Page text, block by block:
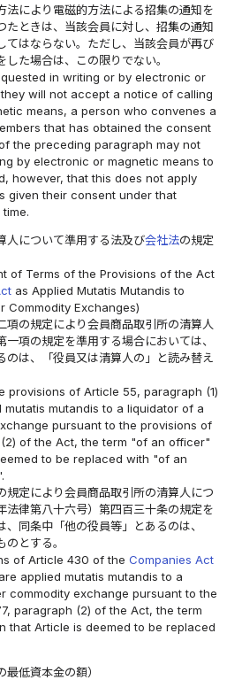
法により電磁的方法による招集の通知を
たときは、当該会員に対し、招集の通知
てはならない。ただし、当該会員が再び
た場合は、この限りでない。
in writing or by electronic or
will not accept a notice of calling
means, a person who convenes a
that has obtained the consent
the preceding paragraph may not
by electronic or magnetic means to
however, that this does not apply
given their consent under that
人について準用する法及び会社法の規定
of Terms of the Provisions of the Act
as Applied Mutatis Mutandis to
Commodity Exchanges)
項の規定により会員商品取引所の清算人
一項の規定を準用する場合においては、
のは、「役員又は清算人の」と読み替え
provisions of Article 55, paragraph (1)
mutandis to a liquidator of a
pursuant to the provisions of
of the Act, the term "of an officer"
to be replaced with "of an
規定により会員商品取引所の清算人につ
法律第八十六号）第四百三十条の規定を
同条中「他の役員等」とあるのは、
のとする。
of Article 430 of theCompanies Act
applied mutatis mutandis to a
commodity exchange pursuant to the
paragraph (2) of the Act, the term
that Article is deemed to be replaced
最低資本金の額）